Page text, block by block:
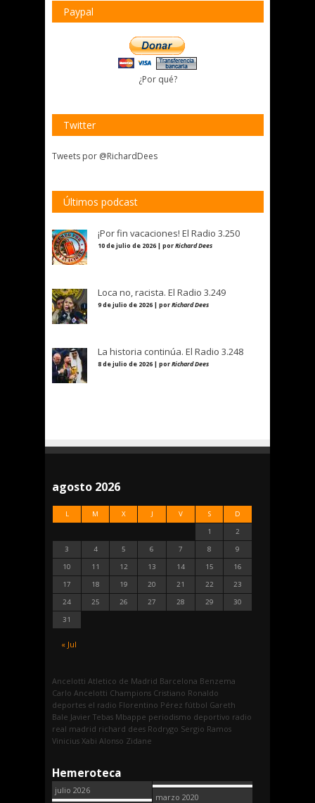
Paypal
¿Por qué?
Twitter
Tweets por @RichardDees
Últimos podcast
¡Por fin vacaciones! El Radio 3.250
10 de julio de 2026 | porRichard Dees
Loca no, racista. El Radio 3.249
9 de julio de 2026 | porRichard Dees
La historia continúa. El Radio 3.248
8 de julio de 2026 | porRichard Dees
agosto 2026
L M X J V S D
« Jul
1
2
3
4 5 6 7 8
9
10
11 12 13 14 15
16
17
18 19 20 21 22
23
24
25 26 27 28 29
30
31
Ancelotti Atletico de Madrid Barcelona Benzema
Carlo Ancelotti Champions Cristiano Ronaldo
deportes el radio Florentino Pérez fútbol Gareth
Bale Javier Tebas Mbappe periodismo deportivo radio
real madrid richard dees Rodrygo Sergio Ramos
Vinicius Xabi Alonso Zidane
Hemeroteca
julio 2026
marzo 2020